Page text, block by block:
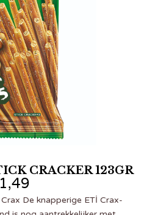
CRACKER 123GR
1,49
De knapperige ETİ Crax-